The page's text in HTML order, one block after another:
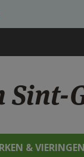
Sint-
& VIERINGEN